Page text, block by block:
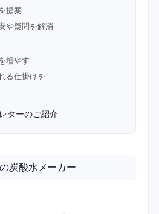
提案
や疑問を解消
増やす
る仕掛けを
ターのご紹介
炭酸水メーカー